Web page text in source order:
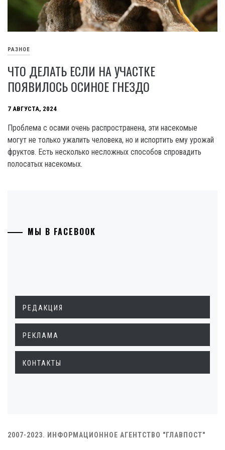
РАЗНОЕ
ЧТО ДЕЛАТЬ ЕСЛИ НА УЧАСТКЕ
ПОЯВИЛОСЬ ОСИНОЕ ГНЕЗДО
7 АВГУСТА, 2024
Проблема с осами очень распространена, эти насекомые
могут не только ужалить человека, но и испортить ему урожай
фруктов. Есть несколько несложных способов спровадить
полосатых насекомых.
МЫ В FACEBOOK
РЕДАКЦИЯ
РЕКЛАМА
КОНТАКТЫ
2007-2023. ИНФОРМАЦИОННОЕ АГЕНТСТВО "ГЛАВПОСТ"